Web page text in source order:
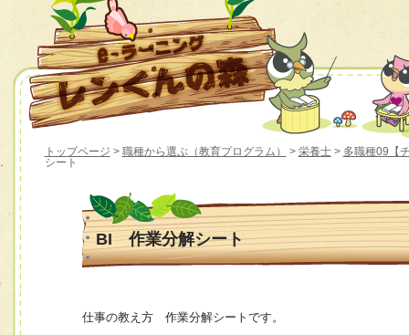
トップページ > 職種から選ぶ（教育プログラム） > 栄養士> 多職種09【
シート
BI 作業分解シート
仕事の教え方 作業分解シートです。